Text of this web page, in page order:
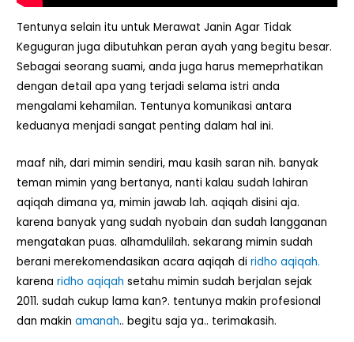
Tentunya selain itu untuk Merawat Janin Agar Tidak
Keguguran juga dibutuhkan peran ayah yang begitu besar.
Sebagai seorang suami, anda juga harus memeprhatikan
dengan detail apa yang terjadi selama istri anda
mengalami kehamilan. Tentunya komunikasi antara
keduanya menjadi sangat penting dalam hal ini.
maaf nih, dari mimin sendiri, mau kasih saran nih. banyak
teman mimin yang bertanya, nanti kalau sudah lahiran
aqiqah dimana ya, mimin jawab lah. aqiqah disini aja.
karena banyak yang sudah nyobain dan sudah langganan
mengatakan puas. alhamdulilah. sekarang mimin sudah
berani merekomendasikan acara aqiqah diridho aqiqah.
karenaridho aqiqahsetahu mimin sudah berjalan sejak
2011. sudah cukup lama kan?. tentunya makin profesional
dan makinamanah.. begitu saja ya.. terimakasih.